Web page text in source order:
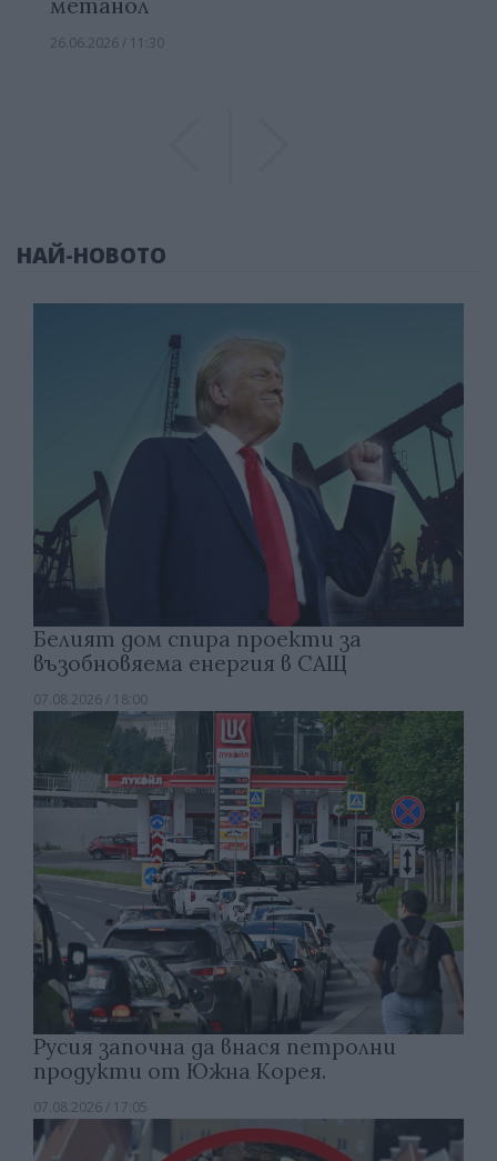
26.06.2026 / 11:30
НАЙ-НОВОТО
Белият дом спира проекти за
възобновяема енергия в САЩ
07.08.2026 / 18:00
Русия започна да внася петролни
продукти от Южна Корея.
07.08.2026 / 17:05